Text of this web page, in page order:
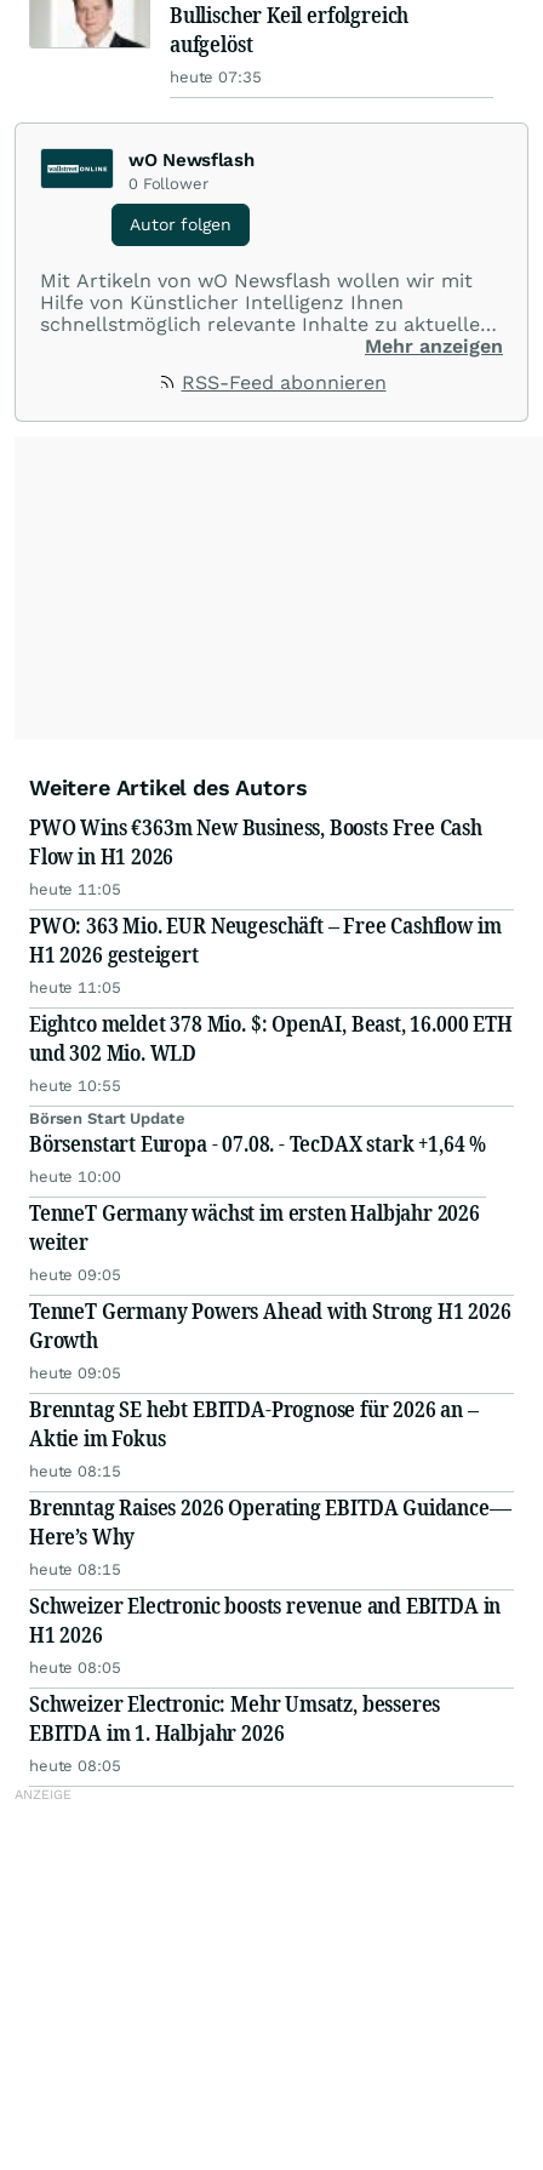
Bullischer Keil erfolgreich
aufgelöst
heute 07:35
wO Newsflash
0 Follower
Autor folgen
Mit Artikeln von wO Newsflash wollen wir mit
Hilfe von Künstlicher Intelligenz Ihnen
schnellstmöglich relevante Inhalte zu aktuellen
Ereignissen rund um Börse, Finanzmärkte aus
Mehr anzeigen
RSS-Feed abonnieren
Weitere Artikel des Autors
PWO Wins €363m New Business, Boosts Free Cash
Flow in H1 2026
heute 11:05
PWO: 363 Mio. EUR Neugeschäft – Free Cashflow im
H1 2026 gesteigert
heute 11:05
Eightco meldet 378 Mio. $: OpenAI, Beast, 16.000 ETH
und 302 Mio. WLD
heute 10:55
Börsen Start Update
Börsenstart Europa - 07.08. - TecDAX stark +1,64 %
heute 10:00
TenneT Germany wächst im ersten Halbjahr 2026
weiter
heute 09:05
TenneT Germany Powers Ahead with Strong H1 2026
Growth
heute 09:05
Brenntag SE hebt EBITDA-Prognose für 2026 an –
Aktie im Fokus
heute 08:15
Brenntag Raises 2026 Operating EBITDA Guidance—
Here’s Why
heute 08:15
Schweizer Electronic boosts revenue and EBITDA in
H1 2026
heute 08:05
Schweizer Electronic: Mehr Umsatz, besseres
EBITDA im 1. Halbjahr 2026
heute 08:05